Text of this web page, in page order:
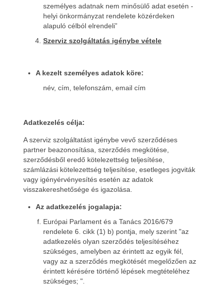
személyes adatnak nem minősülő adat esetén -
helyi önkormányzat rendelete közérdeken
alapuló célból elrendeli”
Szerviz szolgáltatás igénybe vétele
A kezelt személyes adatok köre:
név, cím, telefonszám, email cím
Adatkezelés célja:
A szerviz szolgáltatást igénybe vevő szerződéses
partner beazonosítása, szerződés megkötése,
szerződésből eredő kötelezettség teljesítése,
számlázási kötelezettség teljesítése, esetleges jogviták
vagy igényérvényesítés esetén az adatok
visszakereshetősége és igazolása.
Az adatkezelés jogalapja:
Európai Parlament és a Tanács 2016/679
rendelete 6. cikk (1) b) pontja, mely szerint "az
adatkezelés olyan szerződés teljesítéséhez
szükséges, amelyben az érintett az egyik fél,
vagy az a szerződés megkötését megelőzően az
érintett kérésére történő lépések megtételéhez
szükséges; ".